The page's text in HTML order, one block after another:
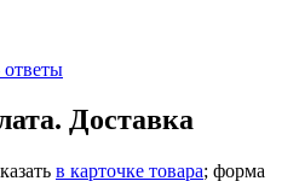
ответы
Доставка
в карточке товара; форма